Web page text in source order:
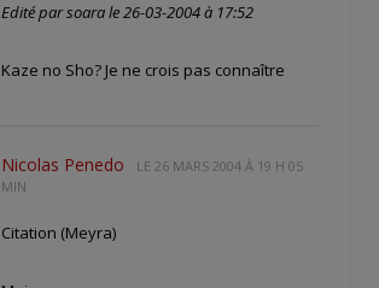
Edité par soara le 26-03-2004 à 17:52
Kaze no Sho? Je ne crois pas connaître
Nicolas Penedo LE 26 MARS 2004 À 19 H 05
MIN
Citation (Meyra)